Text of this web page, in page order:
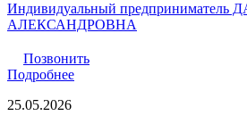
Индивидуальный
АЛЕКСАНДРОВНА
Позвонить
Подробнее
25.05.2026